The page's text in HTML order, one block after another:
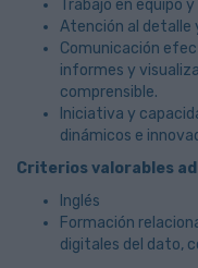
Trabajo en equipo
Atención al detalle
Comunicación
informes y
comprensible.
Iniciativa y
dinámicos e
Criterios valorables
Inglés
Formación
digitales del dato,